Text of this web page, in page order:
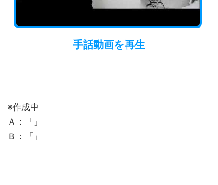
手話動画を再生
※作成中
Ａ：「」
Ｂ：「」